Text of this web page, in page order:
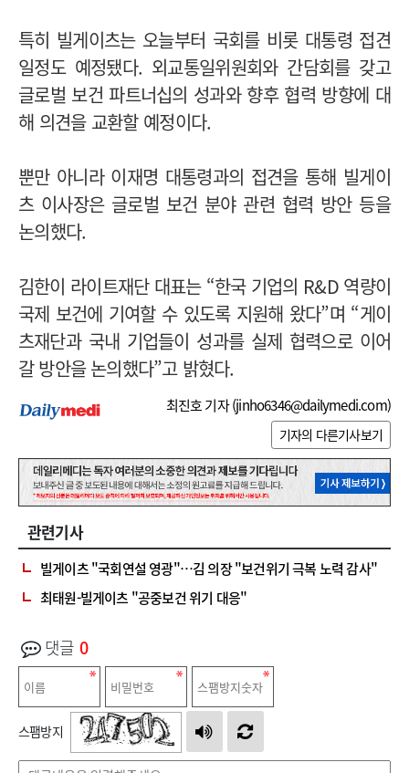
특히 빌게이츠는 오늘부터 국회를 비롯 대통령 접견
일정도 예정됐다. 외교통일위원회와 간담회를 갖고
글로벌 보건 파트너십의 성과와 향후 협력 방향에 대
해 의견을 교환할 예정이다.
뿐만 아니라 이재명 대통령과의 접견을 통해 빌게이
츠 이사장은 글로벌 보건 분야 관련 협력 방안 등을
논의했다.
김한이 라이트재단 대표는 “한국 기업의 R&D 역량이
국제 보건에 기여할 수 있도록 지원해 왔다”며 “게이
츠재단과 국내 기업들이 성과를 실제 협력으로 이어
갈 방안을 논의했다”고 밝혔다.
최진호 기자 (jinho6346@dailymedi.com)
기자의 다른기사보기
관련기사
빌게이츠 "국회연설 영광"…김 의장 "보건위기 극복 노력 감사"
최태원-빌게이츠 "공중보건 위기 대응"
댓글 0
스팸방지